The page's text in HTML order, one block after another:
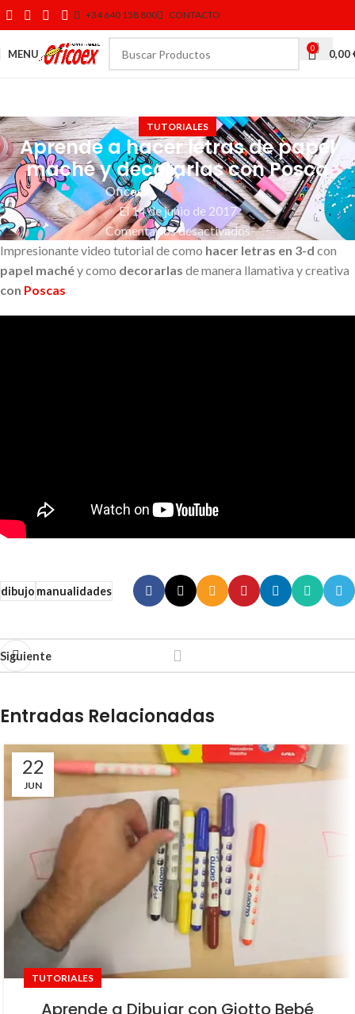
+34 640 158 800 CONTACTO
MENU 0 0,00
TUTORIALES
Aprende a hacer letras de papel
maché y decorarlas con Posca
Oficoex
El 14 de junio de 2017
Comentarios desactivados
Impresionante video tutorial de como hacer letras en 3-d con
papel machéy como decorarlas de manera llamativa y creativa
con Poscas
dibujomanualidades
Siguiente
Entradas Relacionadas
22
JUN
TUTORIALES
Aprende a Dibujar con Giotto Bebé